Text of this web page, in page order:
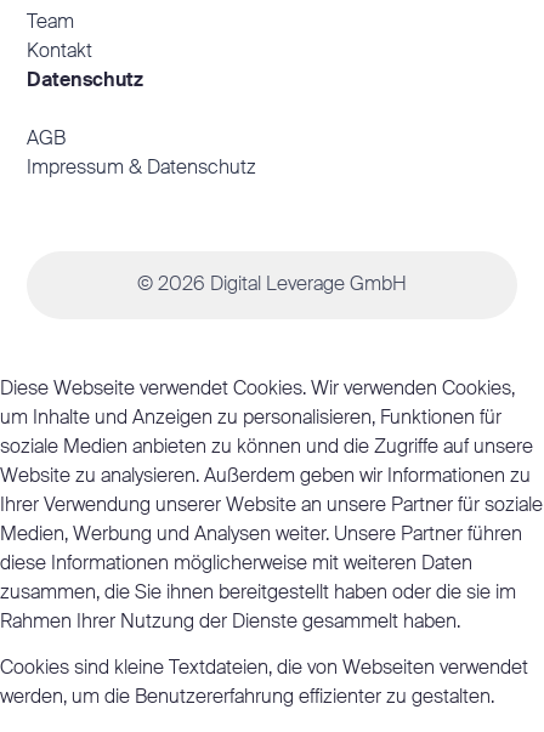
Team
Kontakt
Datenschutz
AGB
Impressum & Datenschutz
© 2026 Digital Leverage GmbH
Diese Webseite verwendet Cookies. Wir verwenden Cookies,
um Inhalte und Anzeigen zu personalisieren, Funktionen für
soziale Medien anbieten zu können und die Zugriffe auf unsere
Website zu analysieren. Außerdem geben wir Informationen zu
Ihrer Verwendung unserer Website an unsere Partner für soziale
Medien, Werbung und Analysen weiter. Unsere Partner führen
diese Informationen möglicherweise mit weiteren Daten
zusammen, die Sie ihnen bereitgestellt haben oder die sie im
Rahmen Ihrer Nutzung der Dienste gesammelt haben.
Cookies sind kleine Textdateien, die von Webseiten verwendet
werden, um die Benutzererfahrung effizienter zu gestalten.